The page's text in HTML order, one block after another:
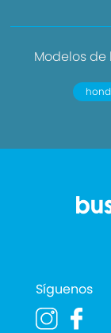
Modelos
Síguenos